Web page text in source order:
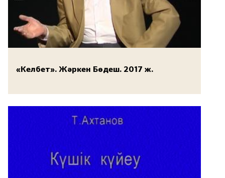
«Келбет». Жәркен Бөдеш. 2017 ж.